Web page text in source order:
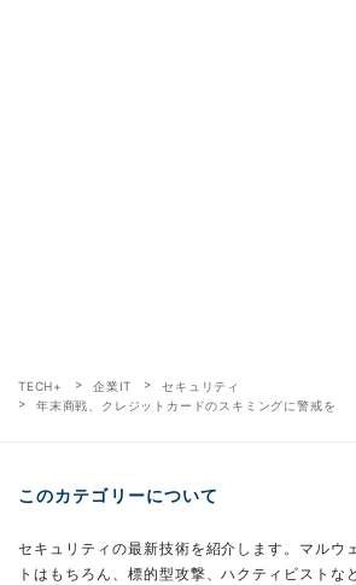
TECH+ 企業IT
セキュリティ
年末商戦、クレジットカードのスキミングに警戒を
このカテゴリーについて
セキュリティの最新技術を紹介します。マルウ
トはもちろん、標的型攻撃、ハクティビストな